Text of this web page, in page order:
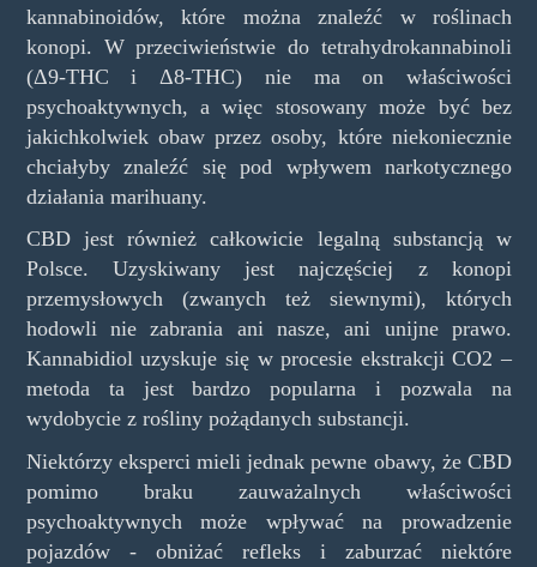
kannabinoidów, które można znaleźć w roślinach
konopi. W przeciwieństwie do tetrahydrokannabinoli
(Δ9-THC i Δ8-THC) nie ma on właściwości
psychoaktywnych, a więc stosowany może być bez
jakichkolwiek obaw przez osoby, które niekoniecznie
chciałyby znaleźć się pod wpływem narkotycznego
działania marihuany.
CBD jest również całkowicie legalną substancją w
Polsce. Uzyskiwany jest najczęściej z konopi
przemysłowych (zwanych też siewnymi), których
hodowli nie zabrania ani nasze, ani unijne prawo.
Kannabidiol uzyskuje się w procesie ekstrakcji CO2 –
metoda ta jest bardzo popularna i pozwala na
wydobycie z rośliny pożądanych substancji.
Niektórzy eksperci mieli jednak pewne obawy, że CBD
pomimo braku zauważalnych właściwości
psychoaktywnych może wpływać na prowadzenie
pojazdów - obniżać refleks i zaburzać niektóre